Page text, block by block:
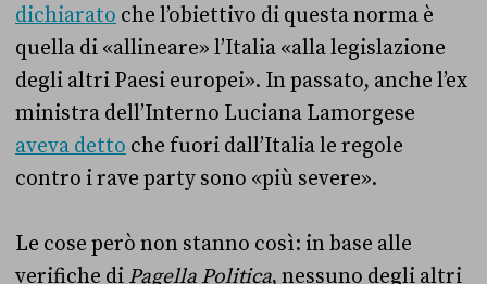
dichiarato che l’obiettivo di questa norma è
quella di «allineare» l’Italia «alla legislazione
degli altri Paesi europei». In passato, anche l’ex
ministra dell’Interno Luciana Lamorgese
aveva detto che fuori dall’Italia le regole
contro i rave party sono «più severe».
Le cose però non stanno così: in base alle
verifiche di Pagella Politica, nessuno degli altri